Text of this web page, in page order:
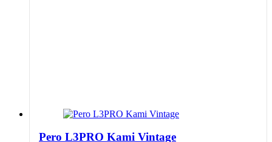
Pero L3PRO Kami Vintage